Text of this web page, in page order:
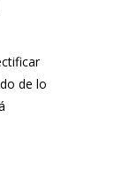
de lo